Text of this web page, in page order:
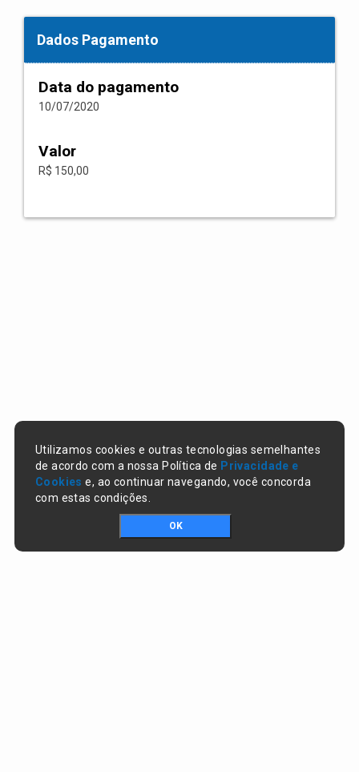
Dados Pagamento
Data do pagamento
10/07/2020
Valor
R$ 150,00
Utilizamos cookies e outras tecnologias semelhantes
de acordo com a nossa Política de Privacidade e
Cookies e, ao continuar navegando, você concorda
com estas condições.
OK